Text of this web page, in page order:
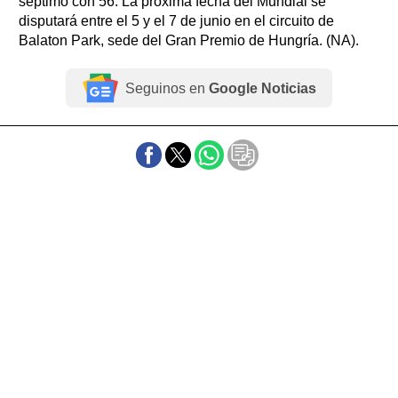
disputará entre el 5 y el 7 de junio en el circuito de
Balaton Park, sede del Gran Premio de Hungría. (NA).
Seguinos en Google Noticias